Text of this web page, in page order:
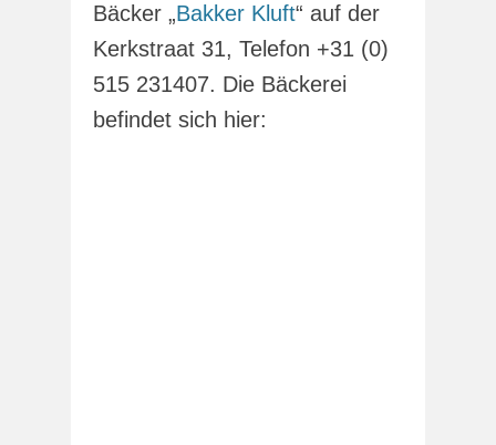
Bäcker „Bakker Kluft“ auf der
Kerkstraat 31, Telefon +31 (0)
515 231407. Die Bäckerei
befindet sich hier: